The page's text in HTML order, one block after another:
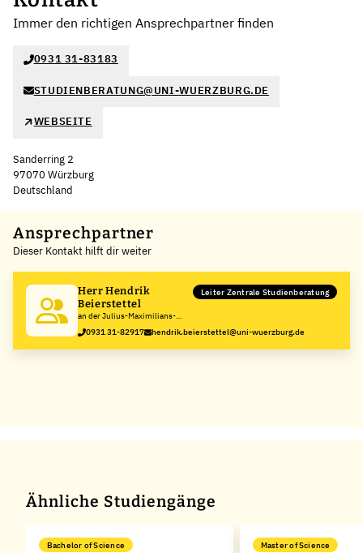
Immer den richtigen Ansprechpartner finden
0931 31-83183
STUDIENBERATUNG@UNI-WUERZBURG.DE
WEBSEITE
Sanderring 2
97070 Würzburg
Deutschland
+
−
Ansprechpartner
Dieser Kontakt hilft dir weiter
Herr Hendrik
Beierstettel
an der Julius-Maximilians-
Universität Würzburg
Leiter Zentrale Studienberatung
0931 31-82917 hendrik.beierstettel@uni-wuerzburg.de
Ähnliche Studiengänge
Bachelor of Science Master of Science